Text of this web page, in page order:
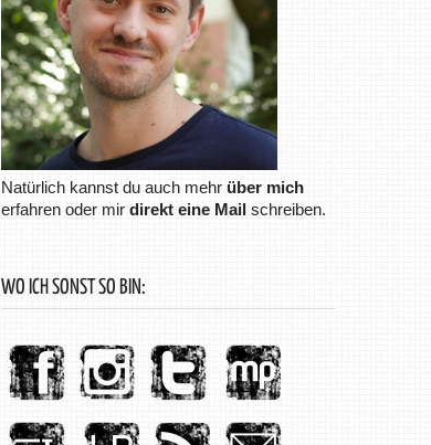
Natürlich kannst du auch mehr über mich
erfahren oder mirdirekt eine Mail schreiben.
WO ICH SONST SO BIN: